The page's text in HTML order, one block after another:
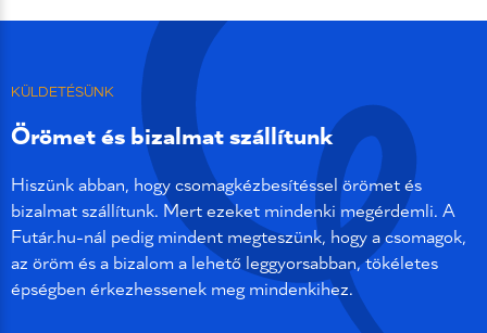
KÜLDETÉSÜNK
Örömet és bizalmat szállítunk
Hiszünk abban, hogy csomagkézbesítéssel örömet és
bizalmat szállítunk. Mert ezeket mindenki megérdemli. A
Futár.hu-nál pedig mindent megteszünk, hogy a csomagok,
az öröm és a bizalom a lehető leggyorsabban, tökéletes
épségben érkezhessenek meg mindenkihez.